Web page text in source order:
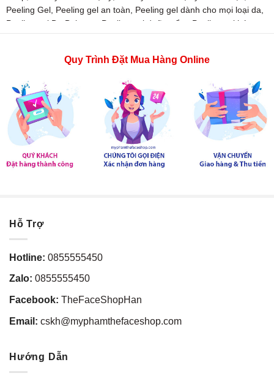
Peeling Gel, Peeling gel an toàn, Peeling gel dành cho mọi loại da,
Peeling gel Dr. Belmeur
Peeling gel dưỡng ẩm
Peeling gel hóa
Quy Trình Đặt Mua Hàng Online
Hỗ Trợ
Hotline: 0855555450
Zalo: 0855555450
Facebook: TheFaceShopHan
Email: cskh@myphamthefaceshop.com
Hướng Dẫn